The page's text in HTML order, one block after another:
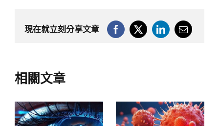
現在就立刻分享文章
相關文章